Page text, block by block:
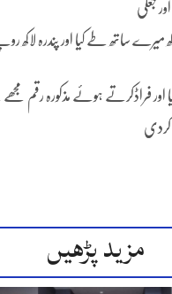
جعلی
میرے ساتھ طے کیا اور پندرہ لاکھ
کاشف جاوید نے مورخہ 21 جون 2022 کو طے کیا اور
کردی
مزید پڑھیں